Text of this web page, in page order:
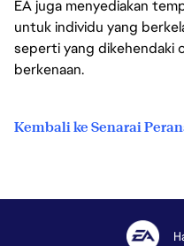
EA juga menyediakan
untuk individu yang
seperti yang dikehendaki
berkenaan.
Kembali ke Senarai